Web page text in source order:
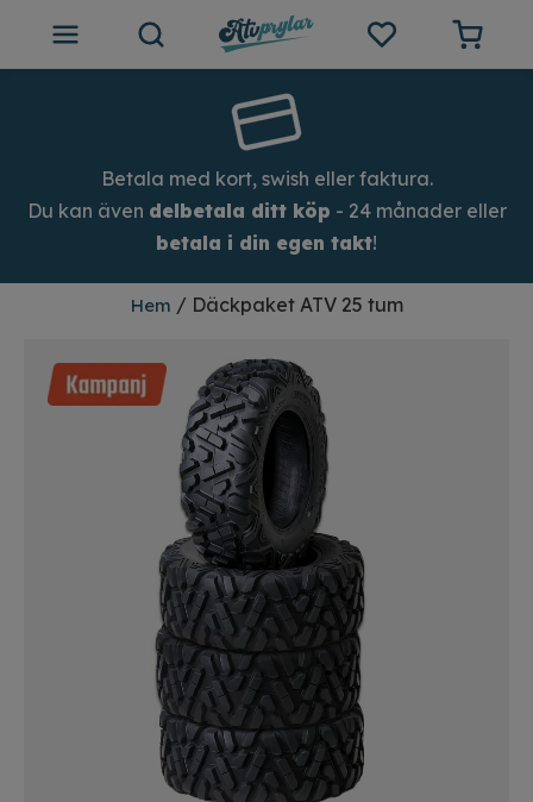
Tips och inspiration
Betala med kort, swish eller faktura.
Du kan även delbetala ditt köp - 24 månader eller
betala i din egen takt!
Hem / Däckpaket ATV 25 tum